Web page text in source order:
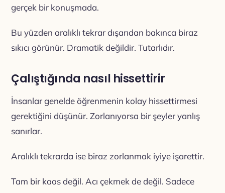
gerçek bir konuşmada.
Bu yüzden aralıklı tekrar dışarıdan bakınca biraz
sıkıcı görünür. Dramatik değildir. Tutarlıdır.
Çalıştığında nasıl hissettirir
İnsanlar genelde öğrenmenin kolay hissettirmesi
gerektiğini düşünür. Zorlanıyorsa bir şeyler yanlış
sanırlar.
Aralıklı tekrarda ise biraz zorlanmak iyiye işarettir.
Tam bir kaos değil. Acı çekmek de değil. Sadece